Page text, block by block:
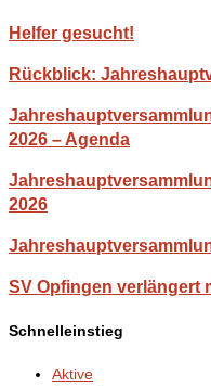
Helfer gesucht!
Rückblick:
2026 – Agenda
2026
SV Opfingen verlängert
Schnelleinstieg
Aktive